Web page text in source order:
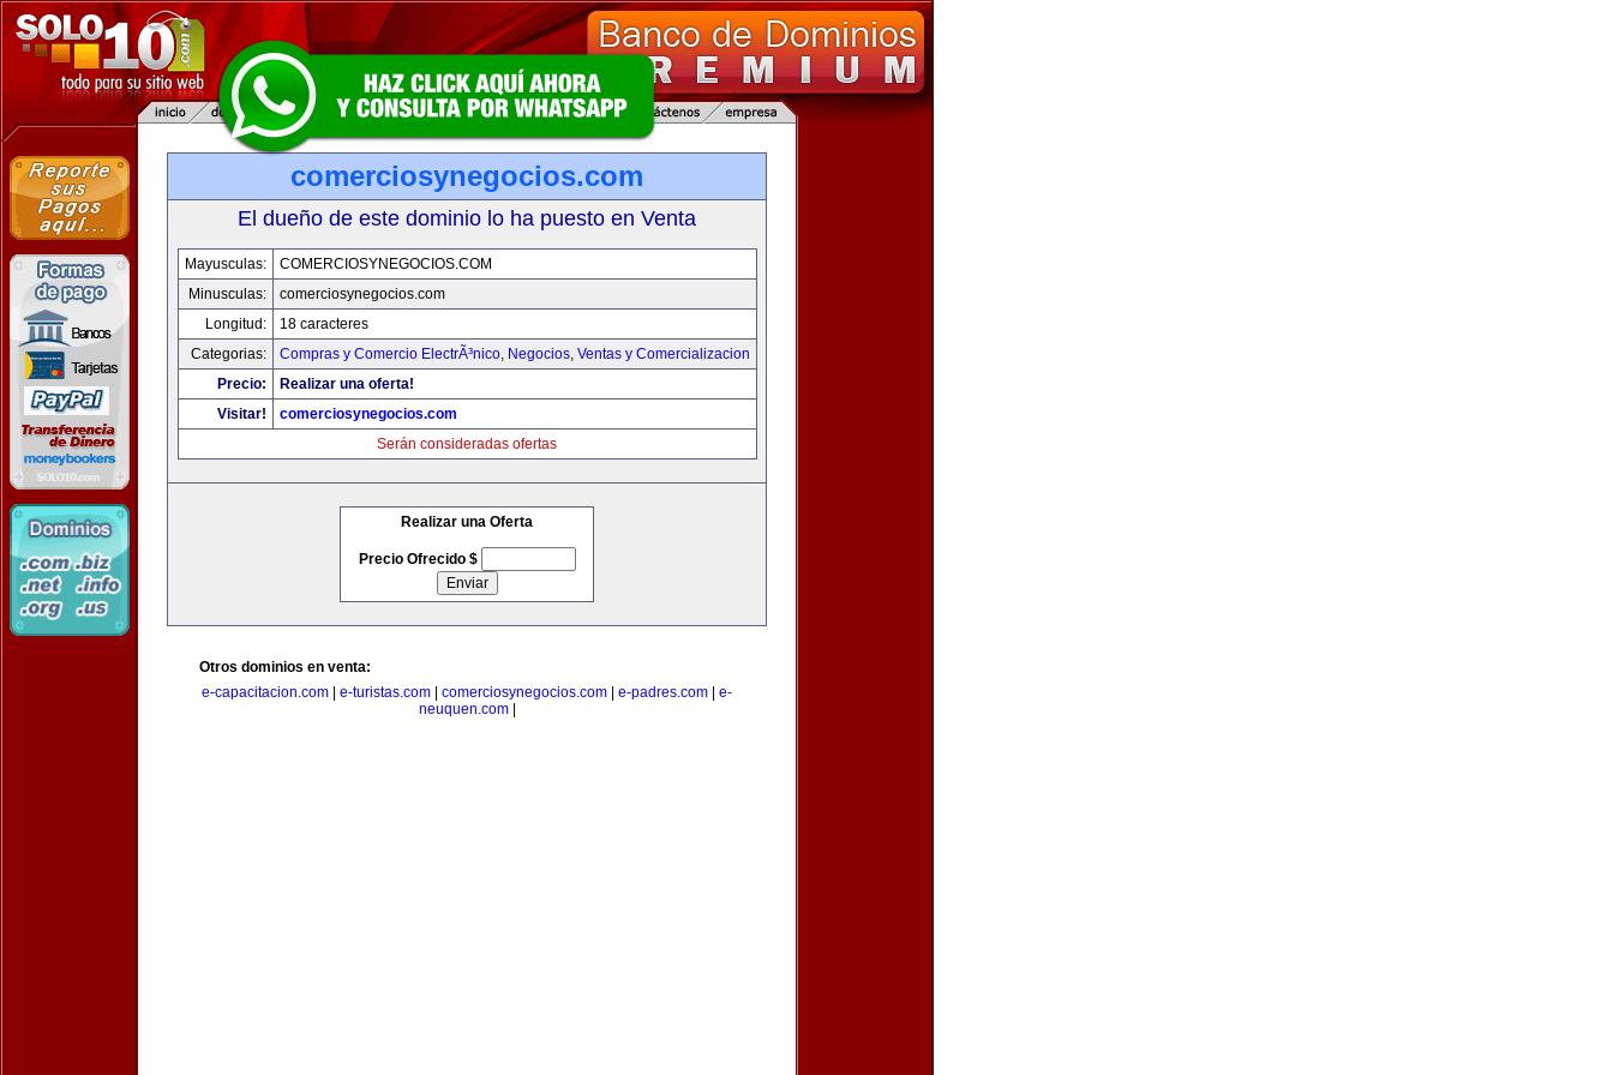
comerciosynegocios.com
El dueño de este dominio lo ha puesto en Venta
Mayusculas:
COMERCIOSYNEGOCIOS.COM
Minusculas:
comerciosynegocios.com
Longitud:
18 caracteres
Categorias:
Compras y Comercio ElectrÃ³nico, Negocios, Ventas y Comercializacion
Precio:
Realizar una oferta!
Visitar!
comerciosynegocios.com
Serán consideradas ofertas
Realizar una Oferta
Precio Ofrecido $
Otros dominios en venta:
e-capacitacion.com
e-turistas.com comerciosynegocios.com e-padres.com
e-
neuquen.com|